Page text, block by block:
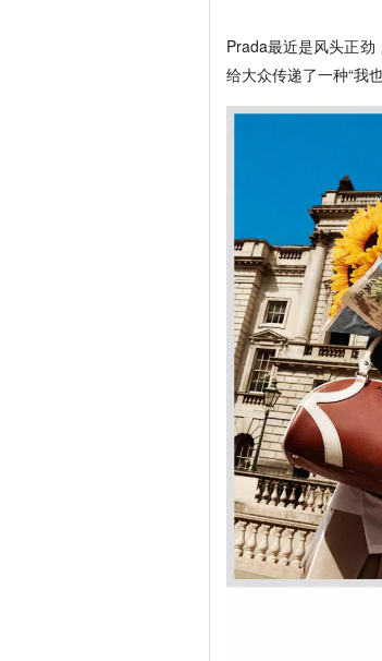
Prada最近是风头正劲
给大众传递了一种“我